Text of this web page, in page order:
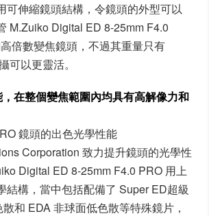
可伸縮鏡頭結構，令鏡頭的外型可以
M.Zuiko Digital ED 8-25mm F4.0
倍數變焦鏡頭，不過其重量只有
可以更靈活。
在整個變焦範圍內均具有高解像力和
鏡頭的出色光學性能
Corporation 致力提升鏡頭的光學性
Digital ED 8-25mm F4.0 PRO 用上
結構，當中包括配備了 Super ED超級
和 EDA 非球面低色散等特殊鏡片，